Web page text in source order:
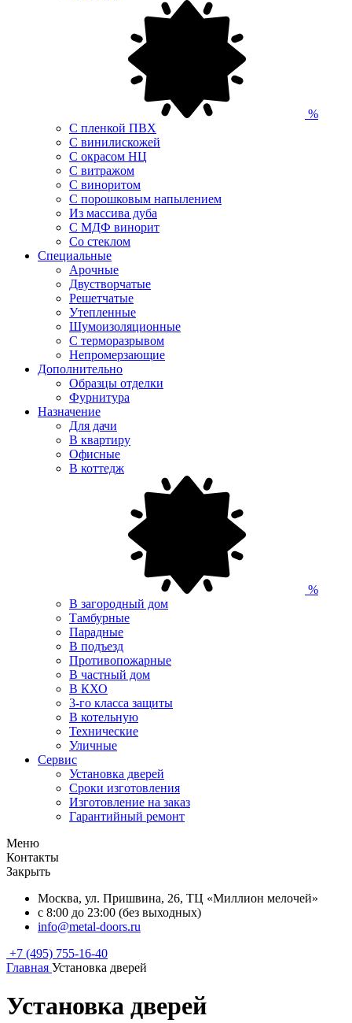
%
С пленкой ПВХ
С винилискожей
С окрасом НЦ
С витражом
С виноритом
С порошковым напылением
Из массива дуба
С МДФ винорит
Со стеклом
Специальные
Арочные
Двустворчатые
Решетчатые
Утепленные
Шумоизоляционные
С терморазрывом
Непромерзающие
Дополнительно
Образцы отделки
Фурнитура
Назначение
Для дачи
В квартиру
Офисные
В коттедж
%
В загородный дом
Тамбурные
Парадные
В подъезд
Противопожарные
В частный дом
В КХО
3-го класса защиты
В котельную
Технические
Уличные
Сервис
Установка дверей
Сроки изготовления
Изготовление на заказ
Гарантийный ремонт
Меню
Контакты
Закрыть
Москва, ул. Пришвина, 26, ТЦ «Миллион мелочей»
с 8:00 до 23:00 (без выходных)
info@metal-doors.ru
+7 (495) 755-16-40
Главная Установка дверей
Установка дверей